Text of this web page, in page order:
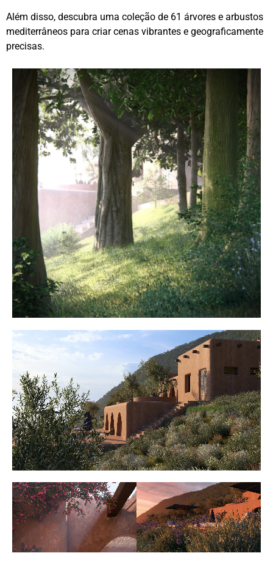
Além disso, descubra uma coleção de 61 árvores e arbustos
mediterrâneos para criar cenas vibrantes e geograficamente
precisas.